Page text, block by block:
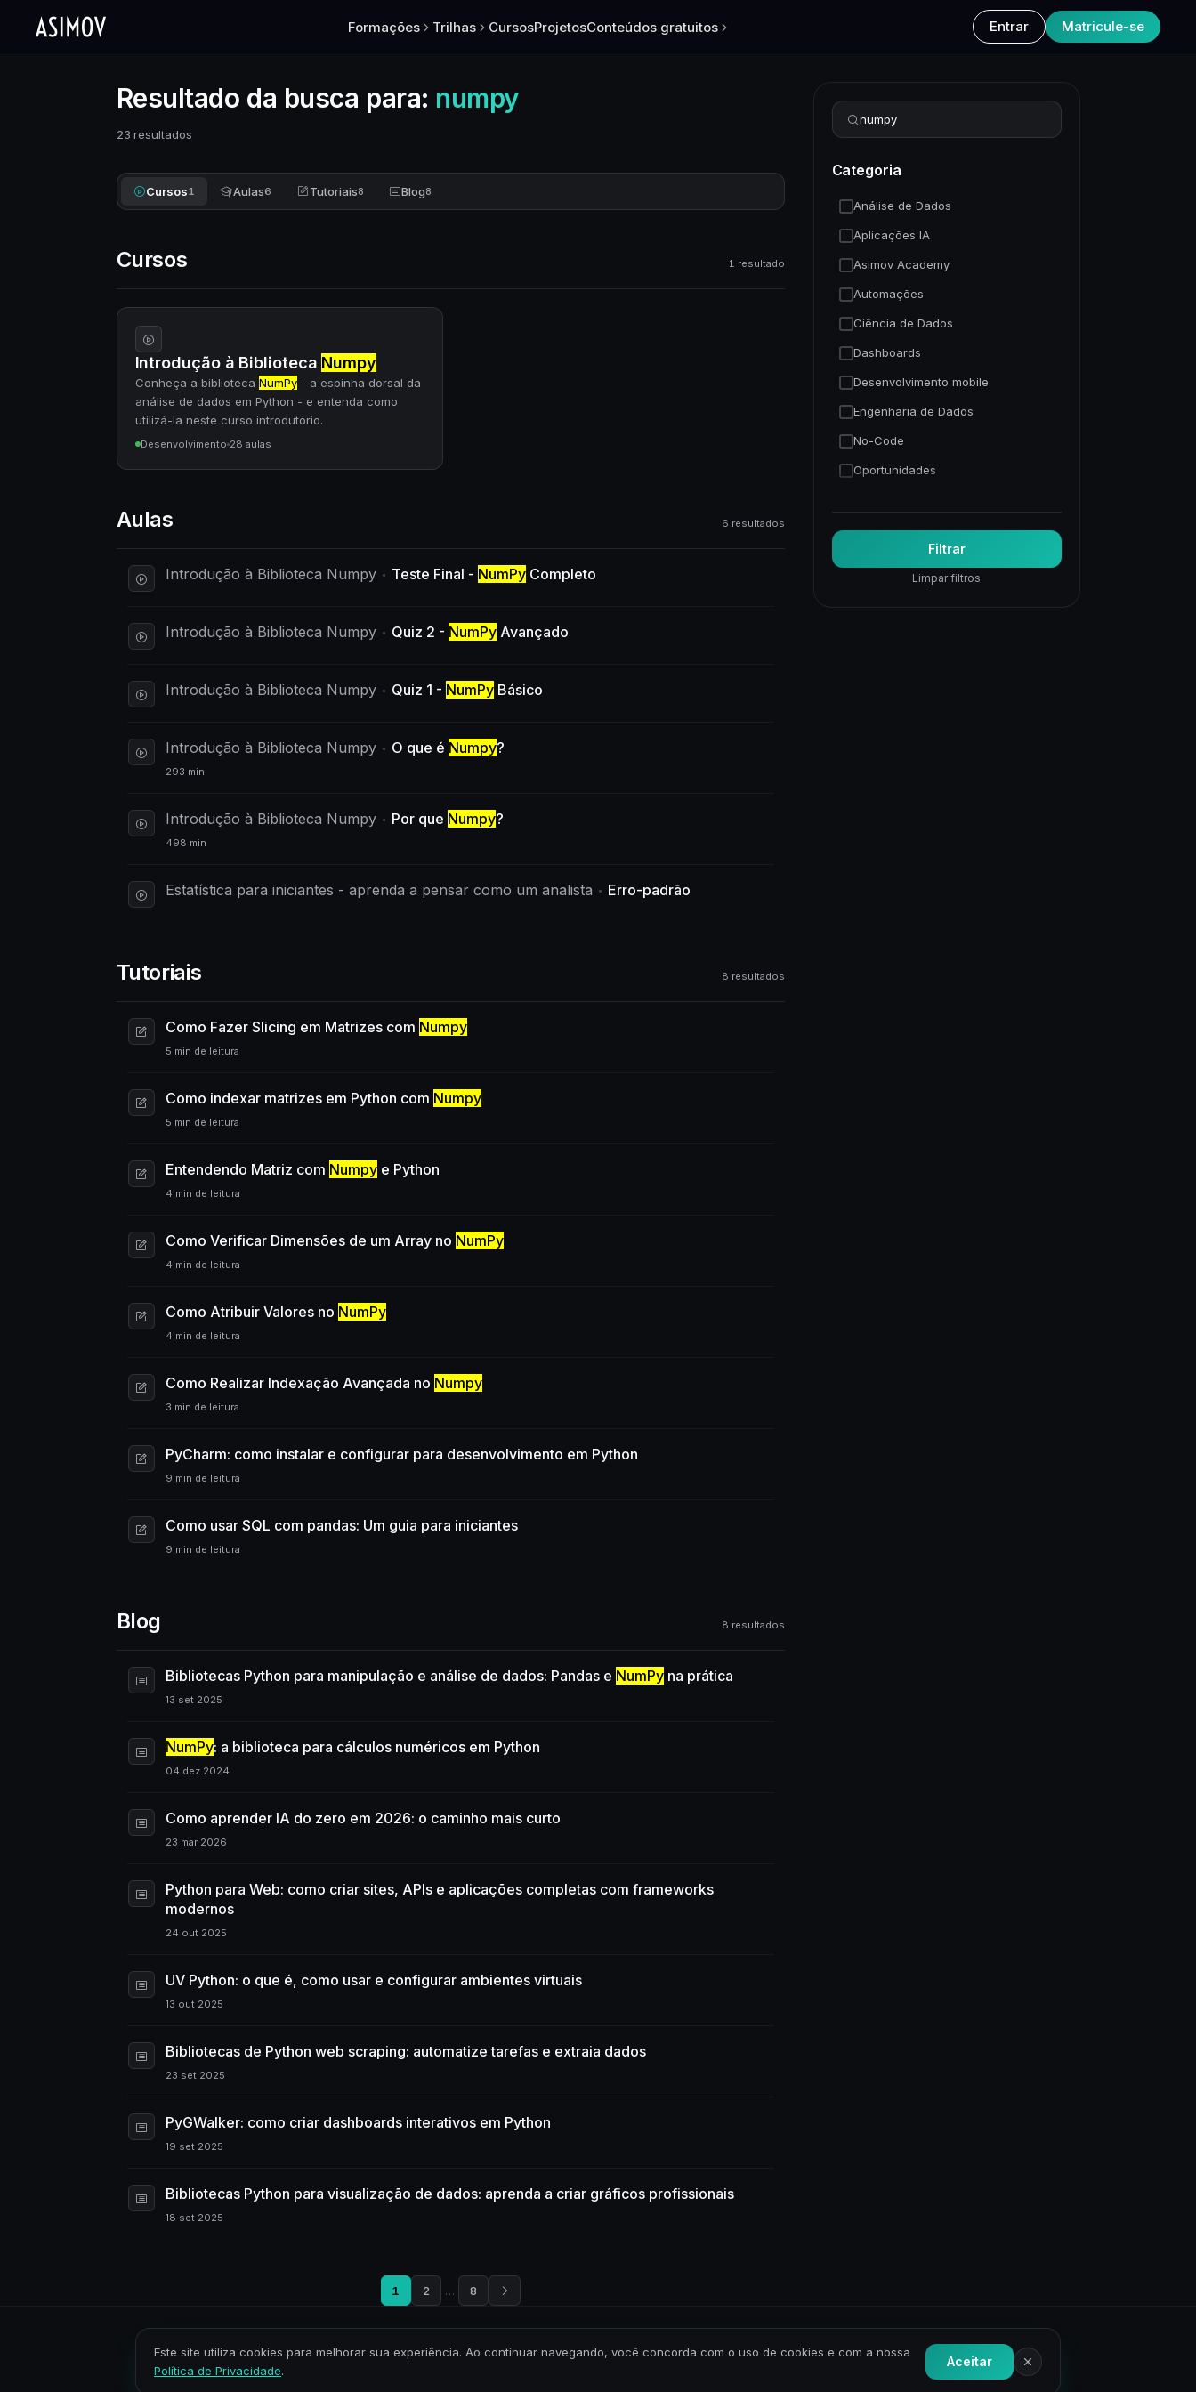
Formações Trilhas CursosProjetosConteúdos gratuitos Entrar Matricule-se
Resultado da busca para: numpy
23 resultados
Cursos1 Aulas6 Tutoriais8 Blog8
Cursos 1 resultado
Introdução à Biblioteca Numpy
Conheça a biblioteca NumPy- a espinha dorsal da
análise de dados em Python - e entenda como
utilizá-la neste curso introdutório.
Desenvolvimento 28 aulas
Aulas 6 resultados
Introdução à Biblioteca Numpy Teste Final - NumPyCompleto
Introdução à Biblioteca Numpy Quiz 2 - NumPyAvançado
Introdução à Biblioteca Numpy Quiz 1 - NumPyBásico
Introdução à Biblioteca Numpy O que é Numpy?
293 min
Introdução à Biblioteca Numpy Por que Numpy?
498 min
Estatística para iniciantes - aprenda a pensar como um analista Erro-padrão
Tutoriais 8 resultados
Como Fazer Slicing em Matrizes com Numpy
5 min de leitura
Como indexar matrizes em Python com Numpy
5 min de leitura
Entendendo Matriz com Numpye Python
4 min de leitura
Como Verificar Dimensões de um Array no NumPy
4 min de leitura
Como Atribuir Valores no NumPy
4 min de leitura
Como Realizar Indexação Avançada no Numpy
3 min de leitura
PyCharm: como instalar e configurar para desenvolvimento em Python
9 min de leitura
Como usar SQL com pandas: Um guia para iniciantes
9 min de leitura
Blog 8 resultados
Bibliotecas Python para manipulação e análise de dados: Pandas e NumPyna prática
13 set 2025
NumPy: a biblioteca para cálculos numéricos em Python
04 dez 2024
Como aprender IA do zero em 2026: o caminho mais curto
23 mar 2026
Python para Web: como criar sites, APIs e aplicações completas com frameworks
modernos
24 out 2025
UV Python: o que é, como usar e configurar ambientes virtuais
13 out 2025
Bibliotecas de Python web scraping: automatize tarefas e extraia dados
23 set 2025
PyGWalker: como criar dashboards interativos em Python
19 set 2025
Bibliotecas Python para visualização de dados: aprenda a criar gráficos profissionais
18 set 2025
1 2 … 8
Refinar busca
Categoria
Análise de Dados
Aplicações IA
Asimov Academy
Automações
Ciência de Dados
Dashboards
Desenvolvimento mobile
Engenharia de Dados
No-Code
Oportunidades
Trading Quantitativo
Visão Computacional
Visualização de Dados
Filtrar
Limpar filtros
Este site utiliza cookies para melhorar sua experiência. Ao continuar navegando, você concorda com o uso de cookies e com a nossa
Política de Privacidade.
Aceitar